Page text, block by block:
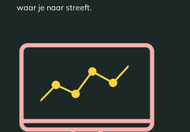
waar je naar streeft.